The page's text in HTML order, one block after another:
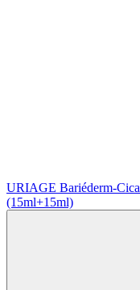
URIAGE Bariéderm-
(15ml+15ml)